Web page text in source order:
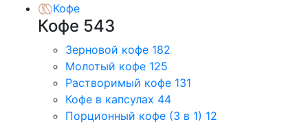
Кофе
Кофе 543
Зерновой кофе 182
Молотый кофе 125
Растворимый кофе 131
Кофе в капсулах 44
Порционный кофе (3 в 1) 12